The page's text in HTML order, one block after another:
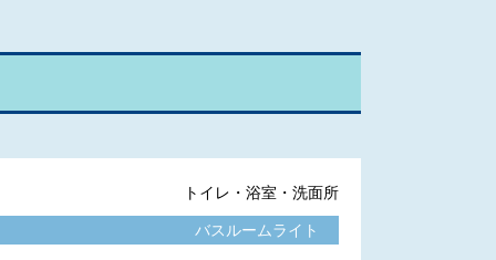
トイレ・浴室・洗面所
バスルームライト